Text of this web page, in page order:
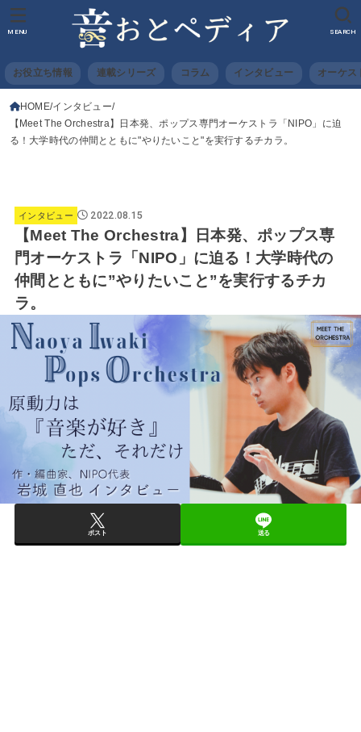
お役立ち情報 連載シリーズ コラム インタビュー オーケス
SEARCH
MENU
HOME インタビュー
【Meet The Orchestra】日本発、ポップス専門オーケストラ「NIPO」に迫
る！大学時代の仲間とともに"やりたいこと"を実行するチカラ。
インタビュー 2022.08.15
【Meet The Orchestra】日本発、ポップス専
門オーケストラ「NIPO」に迫る！大学時代の
仲間とともに”やりたいこと”を実行するチカ
ラ。
ポスト 送る